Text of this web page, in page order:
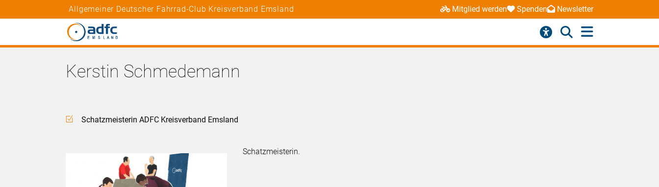
Allgemeiner Deutscher Fahrrad-Club Kreisverband Emsland Mitglied werden Spenden Newsletter
Kerstin Schmedemann
Schatzmeisterin ADFC Kreisverband Emsland
Schatzmeisterin.